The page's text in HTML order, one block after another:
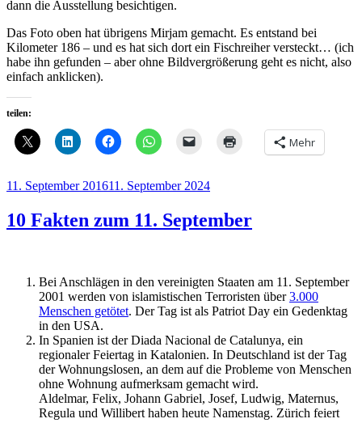
dann die Ausstellung besichtigen.
Das Foto oben hat übrigens Mirjam gemacht. Es entstand bei
Kilometer 186 – und es hat sich dort ein Fischreiher versteckt… (ich
habe ihn gefunden – aber ohne Bildvergrößerung geht es nicht, also
einfach anklicken).
teilen:
Mehr
Veröffentlicht
11. September 201611. September 2024
10 Fakten zum 11. September
Bei Anschlägen in den vereinigten Staaten am 11. September
2001 werden von islamistischen Terroristen über3.000
Menschen getötet. Der Tag ist als Patriot Day ein Gedenktag
in den USA.
In Spanien ist der Diada Nacional de Catalunya, ein
regionaler Feiertag in Katalonien. In Deutschland ist der Tag
der Wohnungslosen, an dem auf die Probleme von Menschen
ohne Wohnung aufmerksam gemacht wird.
Aldelmar, Felix, Johann Gabriel, Josef, Ludwig, Maternus,
Regula und Willibert haben heute Namenstag. Zürich feiert